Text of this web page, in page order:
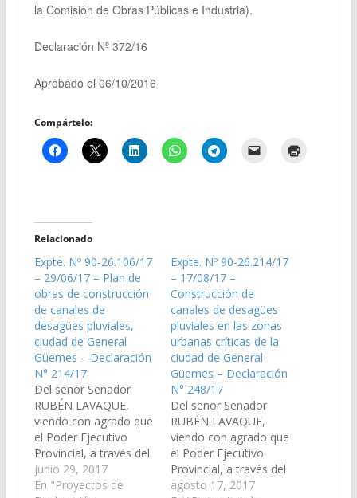
la Comisión de Obras Públicas e Industria).
Declaración Nº 372/16
Aprobado el 06/10/2016
Compártelo:
Relacionado
Expte. Nº 90-26.106/17
– 29/06/17 – Plan de
obras de construcción
de canales de
desagües pluviales,
ciudad de General
Güemes – Declaración
N° 214/17
Del señor Senador
RUBÉN LAVAQUE,
viendo con agrado que
el Poder Ejecutivo
Provincial, a través del
Ministerio de Hacienda
y Finanzas; Ministerio
junio 29, 2017
En "Proyectos de
Expte. Nº 90-26.214/17
– 17/08/17 –
Construcción de
canales de desagües
pluviales en las zonas
urbanas críticas de la
ciudad de General
Güemes – Declaración
N° 248/17
Del señor Senador
RUBÉN LAVAQUE,
viendo con agrado que
el Poder Ejecutivo
Provincial, a través del
Ministerio de Hacienda
agosto 17, 2017